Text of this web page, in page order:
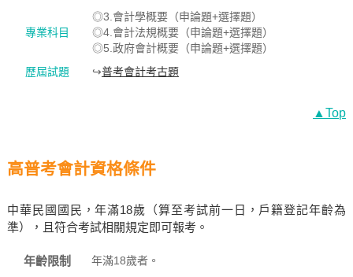
專業科目
◎3.會計學概要（申論題+選擇題）
◎4.會計法規概要（申論題+選擇題）
◎5.政府會計概要（申論題+選擇題）
歷屆試題
↪普考會計考古題
▲Top
高普考會計資格條件
中華民國國民，年滿18歲（算至考試前一日，戶籍登記年齡為
準），且符合考試相關規定即可報考。
年齡限制 年滿18歲者。